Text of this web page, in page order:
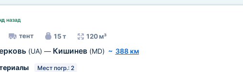
назад
тент 15 т 120 м³
(UA) — Кишинев (MD) ~ 388 км
Мест погр.: 2